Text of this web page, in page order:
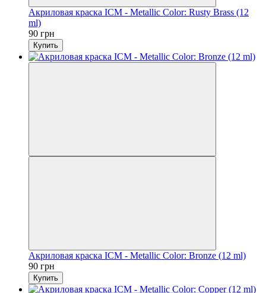
Акриловая краска ICM - Metallic Color: Rusty Brass (12
ml)
90 грн
Купить
Акриловая краска ICM - Metallic Color: Bronze (12 ml)
90 грн
Купить